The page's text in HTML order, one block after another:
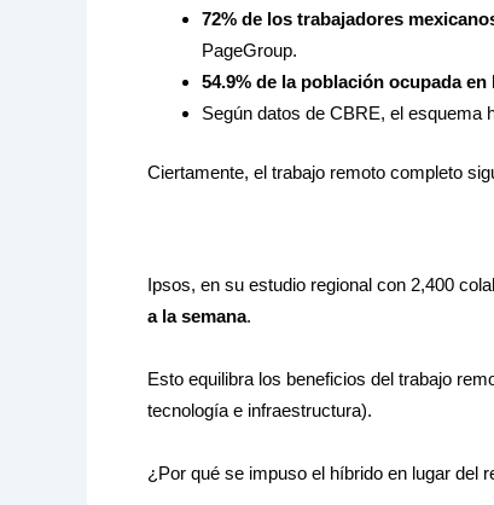
72% de los trabajadores
PageGroup.
54.9% de la población ocupada
Según datos de CBRE, el esquema
Ciertamente, el trabajo remoto completo
Ipsos, en su estudio regional con 2,400
a la semana.
Esto equilibra los beneficios del trabajo
tecnología e infraestructura).
¿Por qué se impuso el híbrido en lugar del